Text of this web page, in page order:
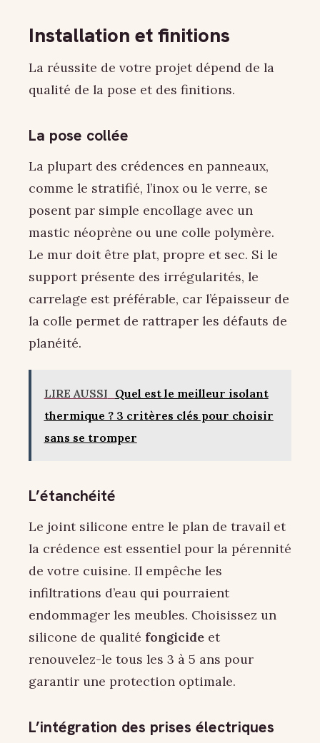
Installation et finitions
La réussite de votre projet dépend de la
qualité de la pose et des finitions.
La pose collée
La plupart des crédences en panneaux,
comme le stratifié, l’inox ou le verre, se
posent par simple encollage avec un
mastic néoprène ou une colle polymère.
Le mur doit être plat, propre et sec. Si le
support présente des irrégularités, le
carrelage est préférable, car l’épaisseur de
la colle permet de rattraper les défauts de
planéité.
LIRE AUSSI Quel est le meilleur isolant
thermique ? 3 critères clés pour choisir
sans se tromper
L’étanchéité
Le joint silicone entre le plan de travail et
la crédence est essentiel pour la pérennité
de votre cuisine. Il empêche les
infiltrations d’eau qui pourraient
endommager les meubles. Choisissez un
silicone de qualité fongicide et
renouvelez-le tous les 3 à 5 ans pour
garantir une protection optimale.
L’intégration des prises électriques